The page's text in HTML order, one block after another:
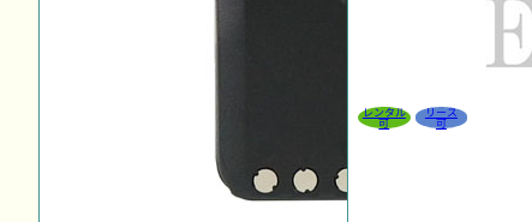
レンタル
可
リース
可